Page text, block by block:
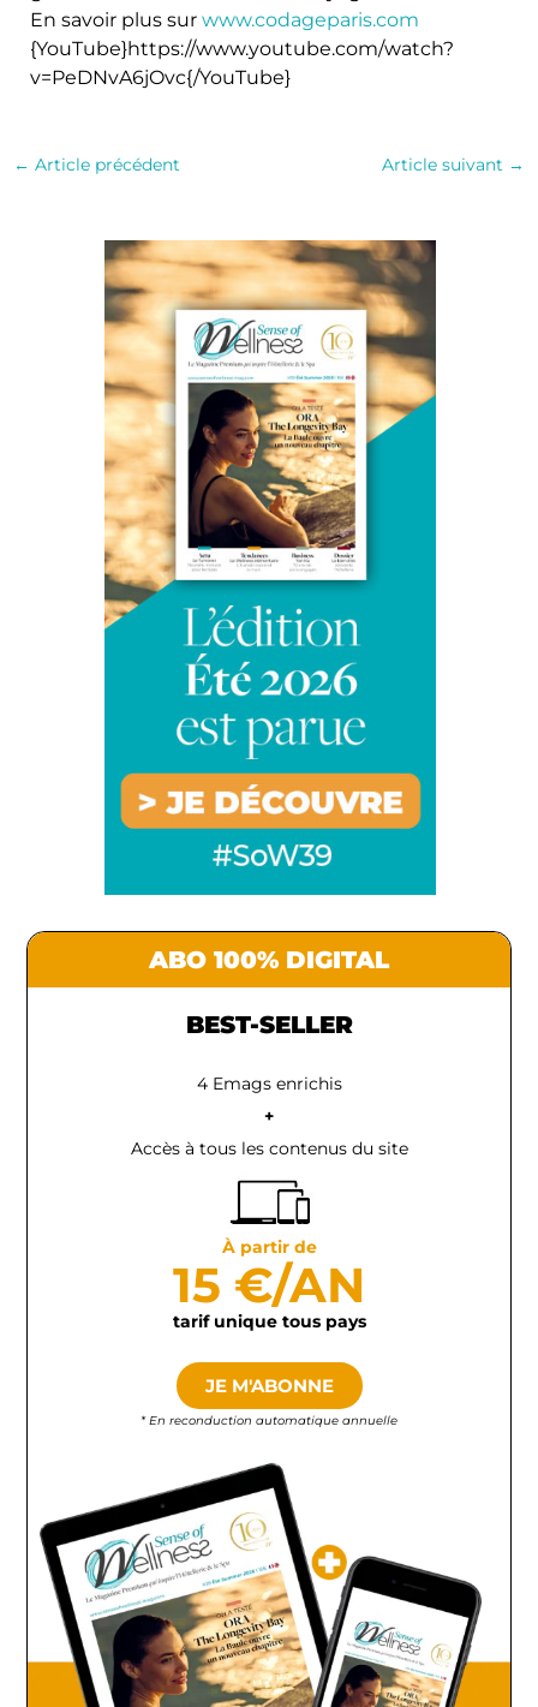
En savoir plus sur www.codageparis.com
{YouTube}https://www.youtube.com/watch?
v=PeDNvA6jOvc{/YouTube}
← Article précédent Article suivant →
ABO 100% DIGITAL
BEST-SELLER
4 Emags enrichis
+
Accès à tous les contenus du site
À partir de
15 €/AN
tarif unique tous pays
JE M'ABONNE
* En reconduction automatique annuelle